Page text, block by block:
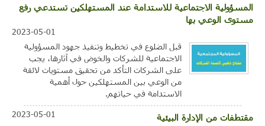
المسؤولية الاجتماعية للاستدامة عند المستهلكين تستدعي رفع
مستوى الوعي بها
2023-05-01
قبل الضلوع في تخطيط وتنفيذ جهود المسؤولية
الاجتماعية للشركات والخوض في آثارها، يجب
على الشركات التأكد من تحقيق مستويات لائقة
من الوعي بين المستهلكين حول أهمية
الاستدامة في حياتهم.
مقتطفات من الإدارة البيئية
2023-05-01